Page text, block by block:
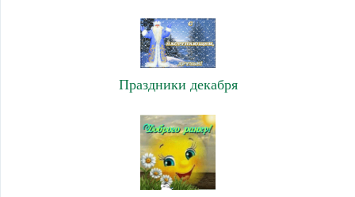
Праздники декабря